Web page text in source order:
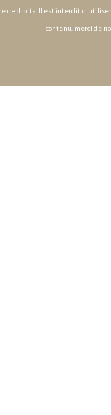
de droits. Il est interdit
contenu, merci de